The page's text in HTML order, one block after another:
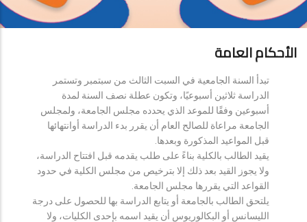
الأحكام العامة
تبدأ السنة الجامعية في السبت الثالث من سبتمبر وتستمر
الدراسة ثلاثين أسبوعيًا، وتكون عطلة نصف السنة لمدة
أسبوعين وفقًا للموعد الذي يحدده مجلس الجامعة، ولمجلس
الجامعة مراعاة للصالح العام أن يقرر بدء الدراسة أوانتهائها
قبل المواعيد المذكورة وبعدها.
يقيد الطالب بالكلية بناءً على طلب يقدمه قبل افتتاح الدراسة،
ولا يجوز القيد بعد ذلك إلا بترخيص من مجلس الكلية في حدود
القواعد التي يقررها مجلس الجامعة.
يلتحق الطالب بالجامعة أو يتابع الدراسة بها للحصول على درجة
الليسانس أو البكالوريوس أن يقيد اسمه بإحدى الكليات، ولا